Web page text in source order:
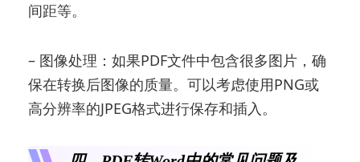
间距等。
– 图像处理：如果PDF文件中包含很多图片，确
保在转换后图像的质量。可以考虑使用PNG或
高分辨率的JPEG格式进行保存和插入。